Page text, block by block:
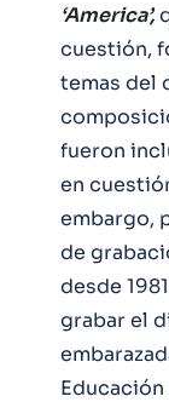
‘America’,
cuestión,
temas del
fueron
en
embargo,
de
desde
grabar el